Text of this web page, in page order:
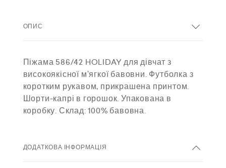
ОПИС
Піжама 586/42 HOLIDAY для дівчат з
високоякісної м’ягкої бавовни. Футболка з
коротким рукавом, прикрашена принтом.
Шорти-капрі в горошок. Упакована в
коробку. Склад: 100% бавовна.
ДОДАТКОВА ІНФОРМАЦІЯ